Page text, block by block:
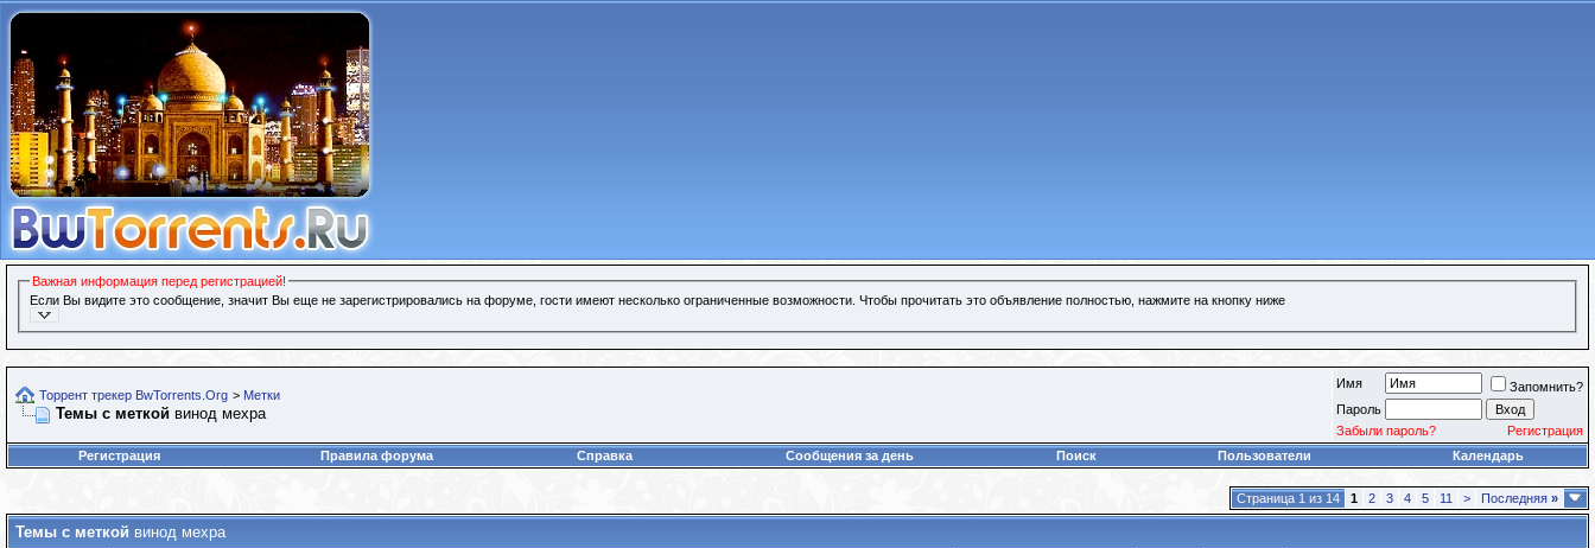
Важная информация перед регистрацией!
Если Вы видите это сообщение, значит Вы еще не зарегистрировались на форуме, гости имеют несколько ограниченные возможности. Чтобы прочитать это объявление полностью, нажмите на кнопку ниже
Торрент трекер BwTorrents.Org > Метки
Темы с меткой винод мехра
Имя
Запомнить?
Пароль
Забыли пароль?
Регистрация
Регистрация
Правила форума Справка Сообщения за день Поиск Пользователи Календарь
Страница 1 из 14 1 2 3 4 5 11 > Последняя »
Темы с меткой винод мехра